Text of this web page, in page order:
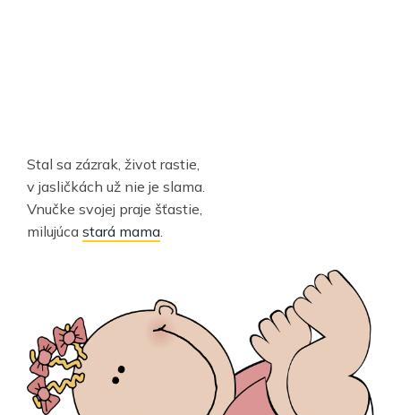
Stal sa zázrak, život rastie,
v jasličkách už nie je slama.
Vnučke svojej praje šťastie,
milujúca stará mama